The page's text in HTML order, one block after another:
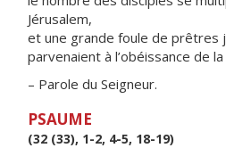
Jérusalem,
et une grande foule de prêtres
parvenaient à l’obéissance de la
– Parole du Seigneur.
PSAUME
(32 (33), 1-2, 4-5, 18-19)